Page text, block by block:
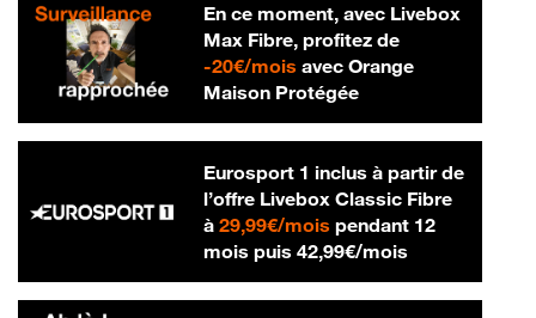
En ce moment, avec Livebox
Max Fibre, profitez de
-20€/mois20 € par mois
avec Orange
Maison Protégée
Eurosport 1 inclus à partir de
l’offre Livebox Classic Fibre
à 29,99€/mois29,99 € par mois
pendant 12
mois puis 42,99€/mois42,99 € par